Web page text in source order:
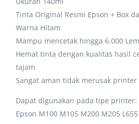
Tinta Original Resmi Epson + Box
Warna Hitam
Mampu mencetak hingga 6.000
Hemat tinta dengan kualitas hasil
tajam
Sangat aman tidak merusak printer
Dapat digunakan pada tipe printer:
Epson M100 M105 M200 M205 L655